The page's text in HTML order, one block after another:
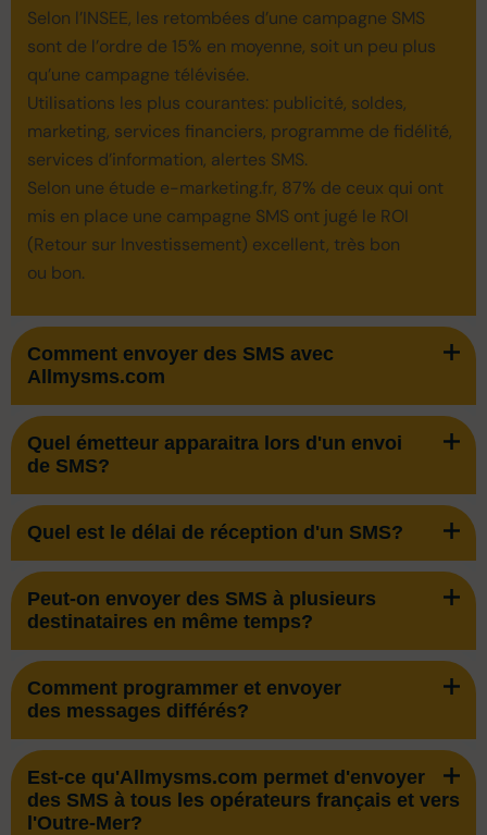
Selon l’INSEE, les retombées d’une campagne SMS
sont de l’ordre de 15% en moyenne, soit un peu plus
qu’une campagne télévisée.
Utilisations les plus courantes: publicité, soldes,
marketing, services financiers, programme de fidélité,
services d’information, alertes SMS.
Selon une étude e-marketing.fr, 87% de ceux qui ont
mis en place une campagne SMS ont jugé le ROI
(Retour sur Investissement) excellent, très bon
ou bon.
Comment envoyer des SMS avec
Allmysms.com
Quel émetteur apparaitra lors d'un envoi
de SMS?
Quel est le délai de réception d'un SMS?
Peut-on envoyer des SMS à plusieurs
destinataires en même temps?
Comment programmer et envoyer
des messages différés?
Est-ce qu'Allmysms.com permet d'envoyer
des SMS à tous les opérateurs français et vers
l'Outre-Mer?